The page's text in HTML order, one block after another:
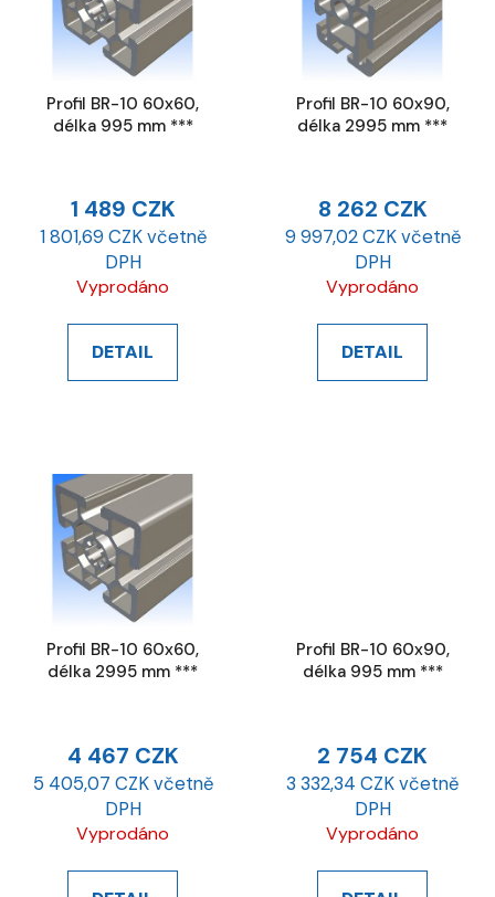
Profil BR-10 60x60,
délka 995 mm ***
1 489 CZK
1 801,69 CZK včetně
DPH
Vyprodáno
DETAIL
Profil BR-10 60x90,
délka 2995 mm ***
8 262 CZK
9 997,02 CZK včetně
DPH
Vyprodáno
DETAIL
Profil BR-10 60x60,
délka 2995 mm ***
4 467 CZK
5 405,07 CZK včetně
DPH
Vyprodáno
Profil BR-10 60x90,
délka 995 mm ***
2 754 CZK
3 332,34 CZK včetně
DPH
Vyprodáno